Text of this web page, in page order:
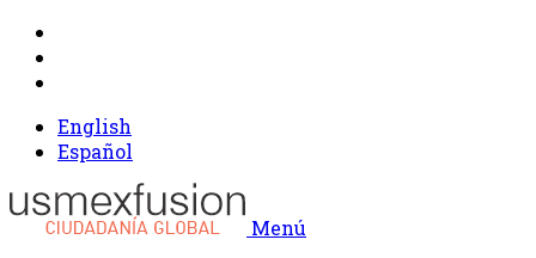
English
Español
Menú